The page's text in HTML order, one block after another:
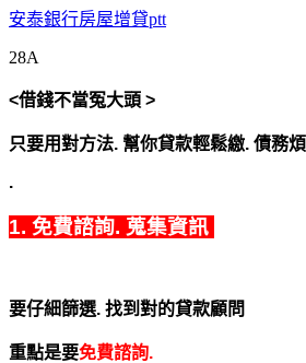
安泰銀行房屋增貸ptt
28A
<借錢不當冤大頭 >
只要用對方法. 幫你貸款輕鬆繳. 債務
.
1. 免費諮詢. 蒐集資訊
要仔細篩選. 找到對的貸款顧問
重點是要免費諮詢.